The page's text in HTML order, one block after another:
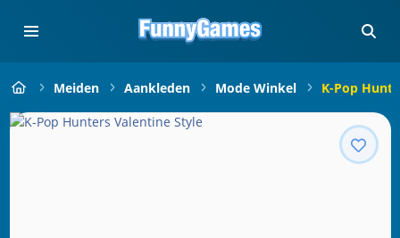
Meiden Aankleden Mode Winkel K-Pop